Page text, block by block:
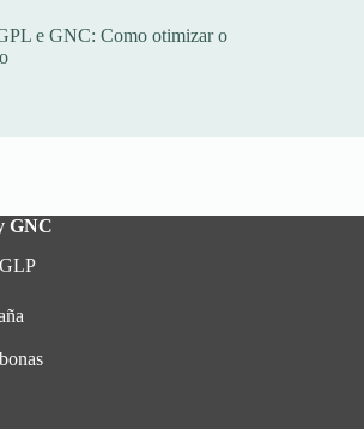
e GNC: Como otimizar o
GNC